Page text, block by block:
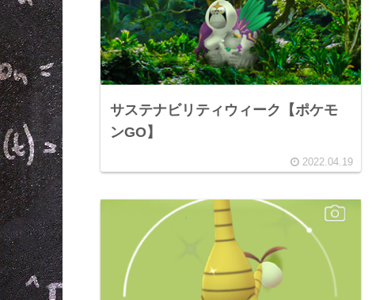
サステナビリティウィーク【ポケモ
ンGO】
2022.04.19